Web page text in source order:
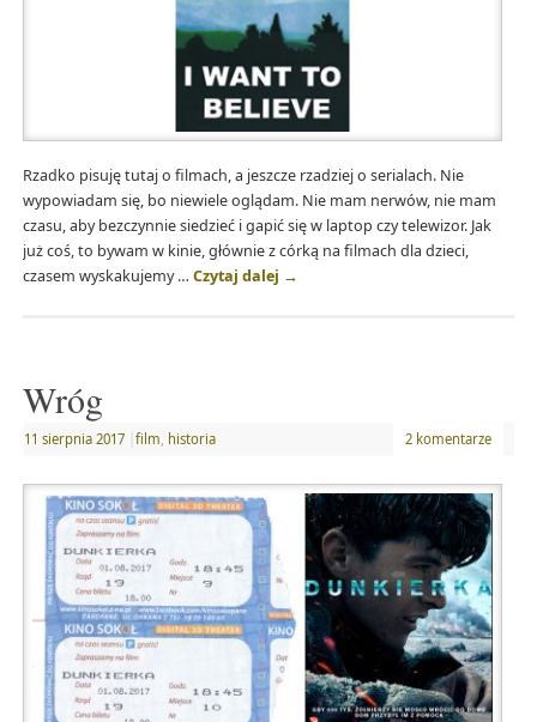
Rzadko pisuję tutaj o filmach, a jeszcze rzadziej o serialach. Nie
wypowiadam się, bo niewiele oglądam. Nie mam nerwów, nie mam
czasu, aby bezczynnie siedzieć i gapić się w laptop czy telewizor. Jak
już coś, to bywam w kinie, głównie z córką na filmach dla dzieci,
czasem wyskakujemy … Czytaj dalej →
Wróg
11 sierpnia 2017 film, historia 2 komentarze